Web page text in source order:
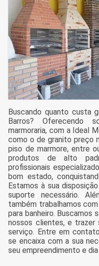
Buscando quanto custa
Barros? Oferecendo
marmoraria, com a Ideal
como o de granito preço
piso de marmore, entre
produtos de alto
profissionais
bom estado,
Estamos à sua
suporte necessário.
também trabalhamos
para banheiro. Buscamos
nossos clientes, e
serviço. Entre em
se encaixa com a sua
seu empreendimento e dia